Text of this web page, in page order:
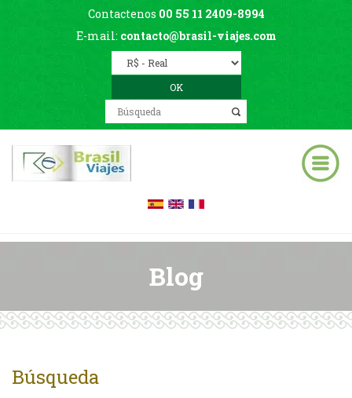
Contactenos 00 55 11 2409-8994
E-mail: contacto@brasil-viajes.com
Blog
Búsqueda